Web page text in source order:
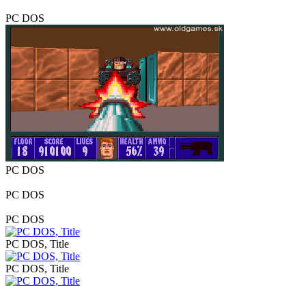
PC DOS
PC DOS
PC DOS
PC DOS
PC DOS, Title
PC DOS, Title